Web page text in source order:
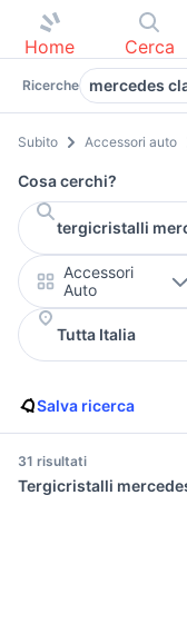
Home Cerca
Ricerche mercedes
Subito Accessori auto
Cosa cerchi?
Accessori
Auto
Salva ricerca
31 risultati
Tergicristalli